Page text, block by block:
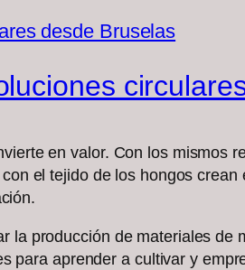
en valor. Con los mismos
el tejido de los hongos
la producción de materiales
para aprender a cultivar y